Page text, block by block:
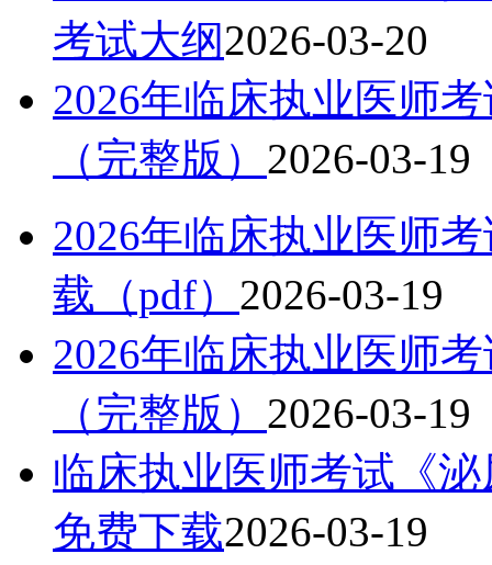
考试大纲2026-03-20
2026年临床执业医师
（完整版） 2026-03-19
2026年临床执业医师
载（pdf） 2026-03-19
2026年临床执业医师
（完整版） 2026-03-19
临床执业医师考试《
免费下载2026-03-19